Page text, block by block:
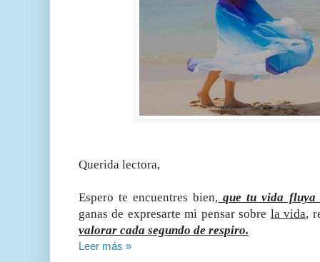
Querida lectora,
Espero te encuentres bien, que tu vida fluya
ganas de expresarte mi pensar sobre la vida,
valorar cada segundo de respiro.
Leer más »